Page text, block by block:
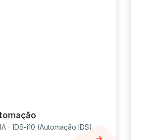
- IDS-i10 (Automação IDS)